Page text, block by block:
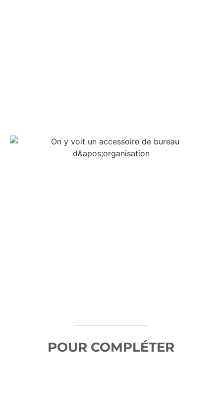
POUR COMPLÉTER